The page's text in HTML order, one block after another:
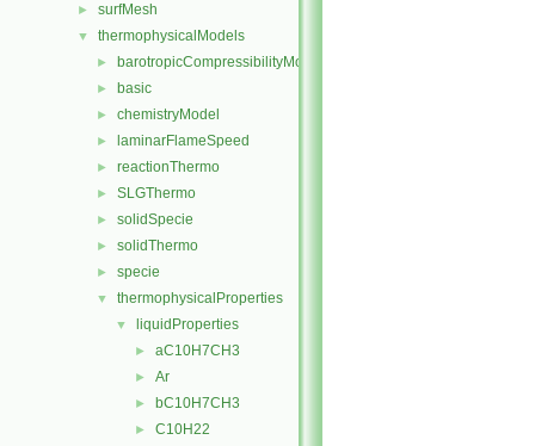
► surfMesh
▼ thermophysicalModels
► barotropicCompressibilityModel
► basic
► chemistryModel
► laminarFlameSpeed
► reactionThermo
► SLGThermo
► solidSpecie
► solidThermo
► specie
▼ thermophysicalProperties
▼ liquidProperties
► aC10H7CH3
► Ar
► bC10H7CH3
► C10H22